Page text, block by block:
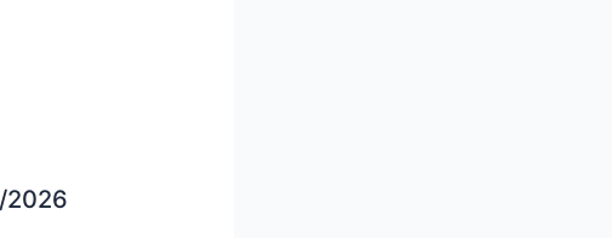
2026